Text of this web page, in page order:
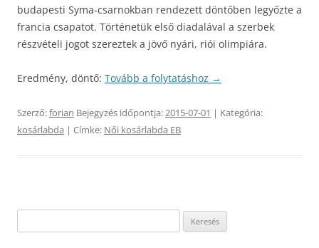
budapesti Syma-csarnokban rendezett döntőben legyőzte a
francia csapatot. Történetük első diadalával a szerbek
részvételi jogot szereztek a jövő nyári, riói olimpiára.
Eredmény, döntő: Tovább a folytatáshoz →
Szerző:forian Bejegyzés időpontja:2015-07-01 | Kategória:
kosárlabda | Címke: Női kosárlabda EB